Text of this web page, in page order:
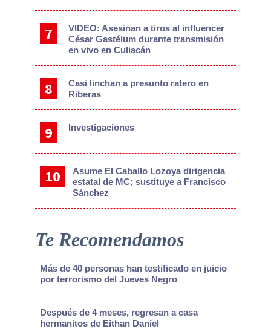
VIDEO: Asesinan a tiros al influencer
César Gastélum durante transmisión
en vivo en Culiacán
Casi linchan a presunto ratero en
Riberas
Investigaciones
Asume El Caballo Lozoya dirigencia
estatal de MC; sustituye a Francisco
Sánchez
Te Recomendamos
Más de 40 personas han testificado en juicio
por terrorismo del Jueves Negro
Después de 4 meses, regresan a casa
hermanitos de Eithan Daniel